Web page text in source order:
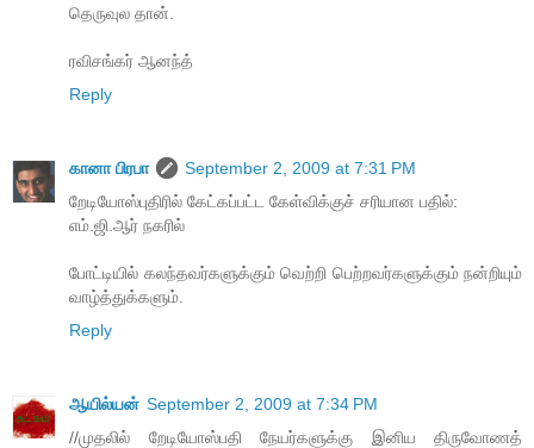
தெருவுல தான்.
ரவிசங்கர் ஆனந்த்
Reply
கானா பிரபா
September 2, 2009 at 7:31 PM
றேடியோஸ்புதிரில் கேட்கப்பட்ட கேள்விக்குச் சரியான பதில்:
எம்.ஜி.ஆர் நகரில்
போட்டியில் கலந்தவர்களுக்கும் வெற்றி பெற்றவர்களுக்கும் நன்றியும்
வாழ்த்துக்களும்.
Reply
ஆயில்யன் September 2, 2009 at 7:34 PM
//முதலில் றேடியோஸ்பதி நேயர்களுக்கு இனிய திருவோணத்